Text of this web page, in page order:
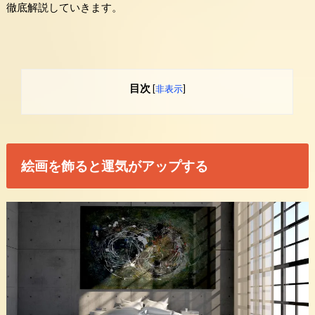
徹底解説していきます。
目次 [非表示]
絵画を飾ると運気がアップする